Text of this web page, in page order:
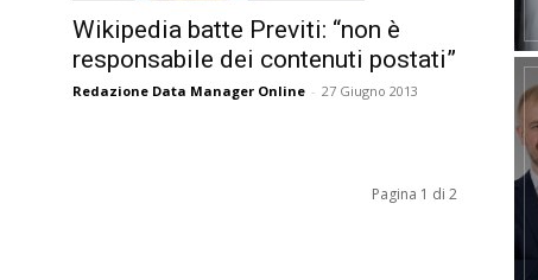
Wikipedia batte Previti: “non è
responsabile dei contenuti postati”
Redazione Data Manager Online - 27 Giugno 2013
Pagina 1 di 2